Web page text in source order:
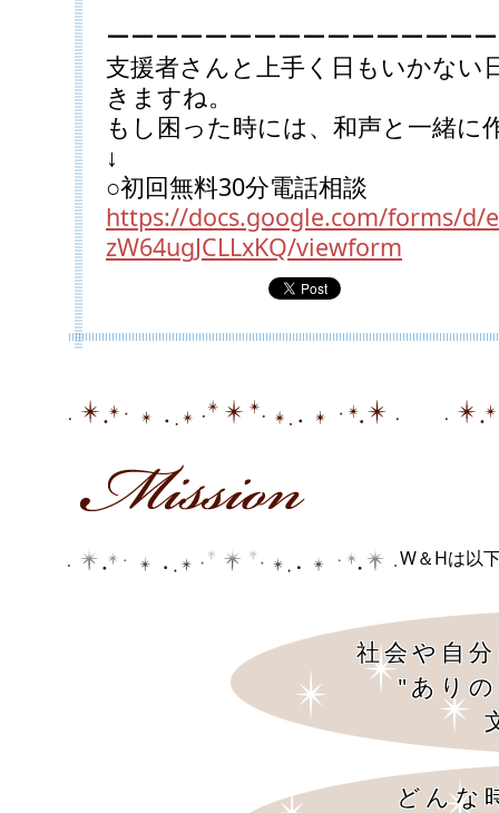
ーーーーーーーーーーーーーーーー
支援者さんと上手く日もいかない
きますね。
もし困った時には、和声と一緒に
↓
○初回無料30分電話相談
https://docs.google.com/forms/d/
zW64ugJCLLxKQ/viewform
W＆Hは以
社会や自
"あり
どんな